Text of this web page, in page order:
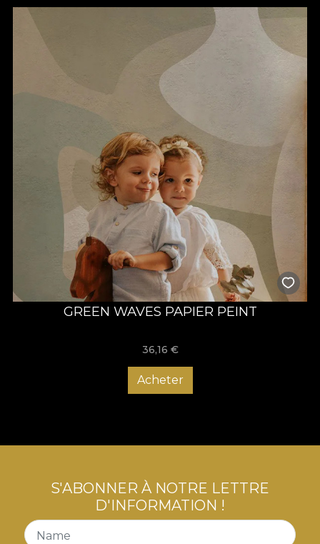
GREEN WAVES PAPIER PEINT
36,16 €
Acheter
S'ABONNER À NOTRE LETTRE
D'INFORMATION !
Name